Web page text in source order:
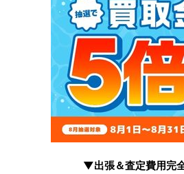
▼出張＆査定費用完